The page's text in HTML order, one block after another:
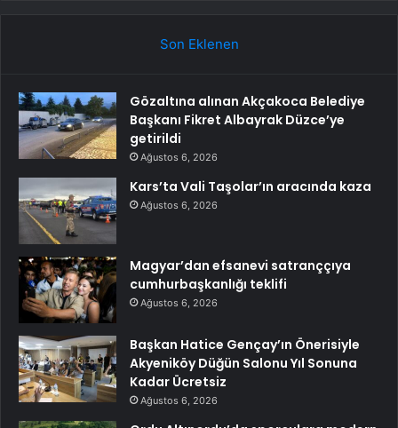
Son Eklenen
Gözaltına alınan Akçakoca Belediye
Başkanı Fikret Albayrak Düzce’ye
getirildi
Ağustos 6, 2026
Kars’ta Vali Taşolar’ın aracında kaza
Ağustos 6, 2026
Magyar’dan efsanevi satranççıya
cumhurbaşkanlığı teklifi
Ağustos 6, 2026
Başkan Hatice Gençay’ın Önerisiyle
Akyeniköy Düğün Salonu Yıl Sonuna
Kadar Ücretsiz
Ağustos 6, 2026